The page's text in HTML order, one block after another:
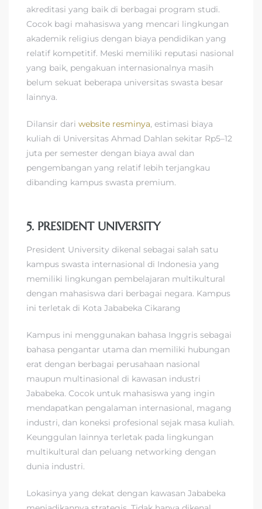
akreditasi yang baik di berbagai program studi.
Cocok bagi mahasiswa yang mencari lingkungan
akademik religius dengan biaya pendidikan yang
relatif kompetitif. Meski memiliki reputasi nasional
yang baik, pengakuan internasionalnya masih
belum sekuat beberapa universitas swasta besar
lainnya.
Dilansir dari website resminya, estimasi biaya
kuliah di Universitas Ahmad Dahlan sekitar Rp5–12
juta per semester dengan biaya awal dan
pengembangan yang relatif lebih terjangkau
dibanding kampus swasta premium.
5. PRESIDENT UNIVERSITY
President University dikenal sebagai salah satu
kampus swasta internasional di Indonesia yang
memiliki lingkungan pembelajaran multikultural
dengan mahasiswa dari berbagai negara. Kampus
ini terletak di Kota Jababeka Cikarang
Kampus ini menggunakan bahasa Inggris sebagai
bahasa pengantar utama dan memiliki hubungan
erat dengan berbagai perusahaan nasional
maupun multinasional di kawasan industri
Jababeka. Cocok untuk mahasiswa yang ingin
mendapatkan pengalaman internasional, magang
industri, dan koneksi profesional sejak masa kuliah.
Keunggulan lainnya terletak pada lingkungan
multikultural dan peluang networking dengan
dunia industri.
Lokasinya yang dekat dengan kawasan Jababeka